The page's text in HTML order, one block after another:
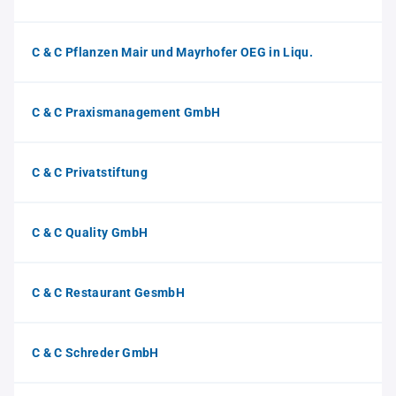
C & C Pflanzen Mair und Mayrhofer OEG in Liqu.
C & C Praxismanagement GmbH
C & C Privatstiftung
C & C Quality GmbH
C & C Restaurant GesmbH
C & C Schreder GmbH